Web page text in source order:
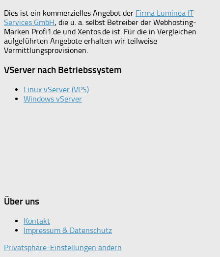
Dies ist ein kommerzielles Angebot der Firma Luminea IT
Services GmbH, die u. a. selbst Betreiber der Webhosting-
Marken Profi1.de und Xentos.de ist. Für die in Vergleichen
aufgeführten Angebote erhalten wir teilweise
Vermittlungsprovisionen.
VServer nach Betriebssystem
Linux vServer (VPS)
Windows vServer
Über uns
Kontakt
Impressum & Datenschutz
Privatsphäre-Einstellungen ändern